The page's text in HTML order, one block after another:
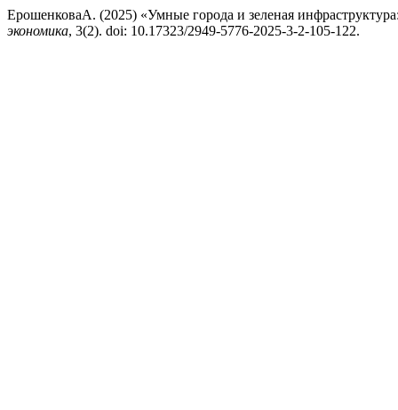
ЕрошенковаА. (2025) «Умные города и зеленая
экономика, 3(2). doi: 10.17323/2949-5776-2025-3-2-105-122.